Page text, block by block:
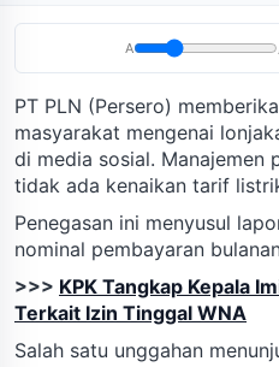
A
PT PLN (Persero)
masyarakat mengenai
di media sosial. Manajemen
tidak ada kenaikan tarif
Penegasan ini menyusul
nominal pembayaran
>>> KPK Tangkap Kepala
Terkait Izin Tinggal WNA
Salah satu unggahan